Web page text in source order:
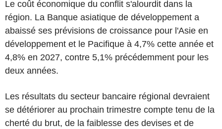
Le coût économique du conflit s'alourdit dans la
région. La Banque asiatique de développement a
abaissé ses prévisions de croissance pour l'Asie en
développement et le Pacifique à 4,7% cette année et
4,8% en 2027, contre 5,1% précédemment pour les
deux années.
Les résultats du secteur bancaire régional devraient
se détériorer au prochain trimestre compte tenu de la
cherté du brut, de la faiblesse des devises et de